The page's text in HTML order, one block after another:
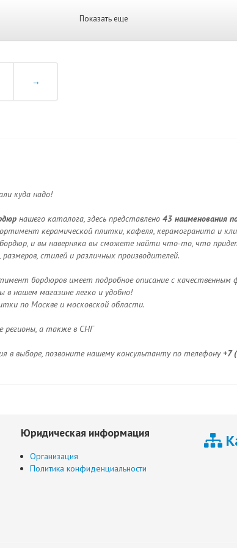
Показать еще
→
куда надо!
нашего каталога, здесь представлено 43 наименования
керамической плитки, кафеля, керамогранита и
и вы наверняка вы сможете найти что-то, что
стилей и различных производителей.
бордюров имеет подробное описание с
нашем магазине легко и удобно!
по Москве и московской области.
регионы, а также в СНГ
в выборе, позвоните нашему консультанту по телефону+7
Юридическая информация
Организация
Политика конфиденциальности